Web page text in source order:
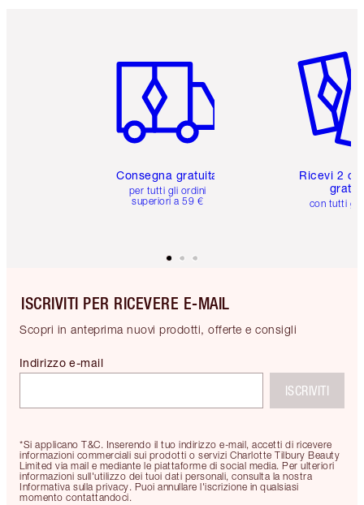
Consegna gratuita
per tutti gli ordini
superiori a 59 €
Ricevi 2
con tutti gli
ISCRIVITI PER RICEVERE E-MAIL
Scopri in anteprima nuovi prodotti, offerte e consigli
*Si applicano T&C. Inserendo il tuo indirizzo e-mail, accetti di ricevere
informazioni commerciali sui prodotti o servizi Charlotte Tilbury Beauty
Limited via mail e mediante le piattaforme di social media. Per ulteriori
informazioni sull'utilizzo dei tuoi dati personali, consulta la nostra
Informativa sulla privacy. Puoi annullare l'iscrizione in qualsiasi
momento contattandoci.
Indirizzo e-mail
ISCRIVITI